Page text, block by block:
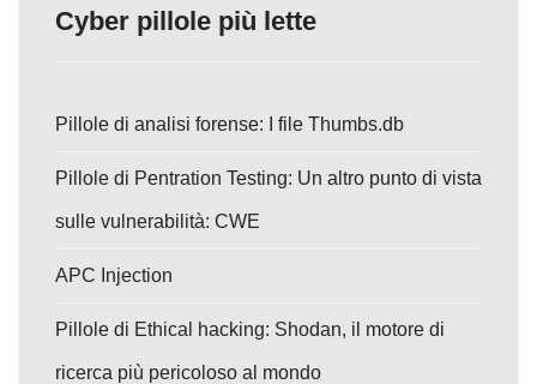
Cyber pillole più lette
Pillole di analisi forense: I file Thumbs.db
Pillole di Pentration Testing: Un altro punto di vista
sulle vulnerabilità: CWE
APC Injection
Pillole di Ethical hacking: Shodan, il motore di
ricerca più pericoloso al mondo